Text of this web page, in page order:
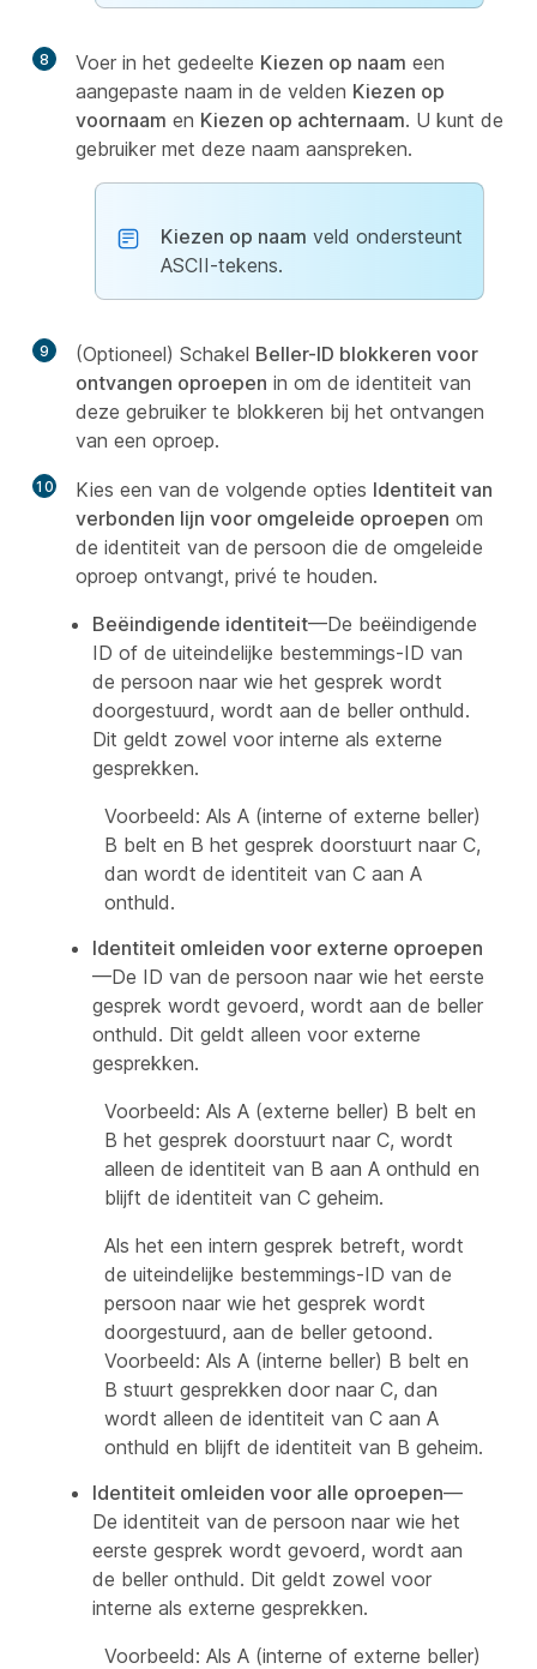
8 Voer in het gedeelte Kiezen op naam een
aangepaste naam in de velden Kiezen op
voornaam en Kiezen op achternaam. U kunt de
gebruiker met deze naam aanspreken.
Kiezen op naam veld ondersteunt
ASCII-tekens.
9 (Optioneel) Schakel Beller-ID blokkeren voor
ontvangen oproepen in om de identiteit van
deze gebruiker te blokkeren bij het ontvangen
van een oproep.
10 Kies een van de volgende opties Identiteit van
verbonden lijn voor omgeleide oproepen om
de identiteit van de persoon die de omgeleide
oproep ontvangt, privé te houden.
Beëindigende identiteit—De beëindigende
ID of de uiteindelijke bestemmings-ID van
de persoon naar wie het gesprek wordt
doorgestuurd, wordt aan de beller onthuld.
Dit geldt zowel voor interne als externe
gesprekken.
Voorbeeld: Als A (interne of externe beller)
B belt en B het gesprek doorstuurt naar C,
dan wordt de identiteit van C aan A
onthuld.
Identiteit omleiden voor externe oproepen
—De ID van de persoon naar wie het eerste
gesprek wordt gevoerd, wordt aan de beller
onthuld. Dit geldt alleen voor externe
gesprekken.
Voorbeeld: Als A (externe beller) B belt en
B het gesprek doorstuurt naar C, wordt
alleen de identiteit van B aan A onthuld en
blijft de identiteit van C geheim.
Als het een intern gesprek betreft, wordt
de uiteindelijke bestemmings-ID van de
persoon naar wie het gesprek wordt
doorgestuurd, aan de beller getoond.
Voorbeeld: Als A (interne beller) B belt en
B stuurt gesprekken door naar C, dan
wordt alleen de identiteit van C aan A
onthuld en blijft de identiteit van B geheim.
Identiteit omleiden voor alle oproepen—
De identiteit van de persoon naar wie het
eerste gesprek wordt gevoerd, wordt aan
de beller onthuld. Dit geldt zowel voor
interne als externe gesprekken.
Voorbeeld: Als A (interne of externe beller)